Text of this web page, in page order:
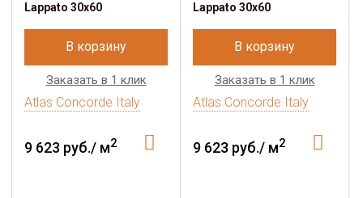
Lappato 30x60
В корзину
Заказать в 1 клик
Atlas Concorde Italy
9 623 руб./ м2
Lappato 30x60
В корзину
Заказать в 1 клик
Atlas Concorde Italy
9 623 руб./ м2